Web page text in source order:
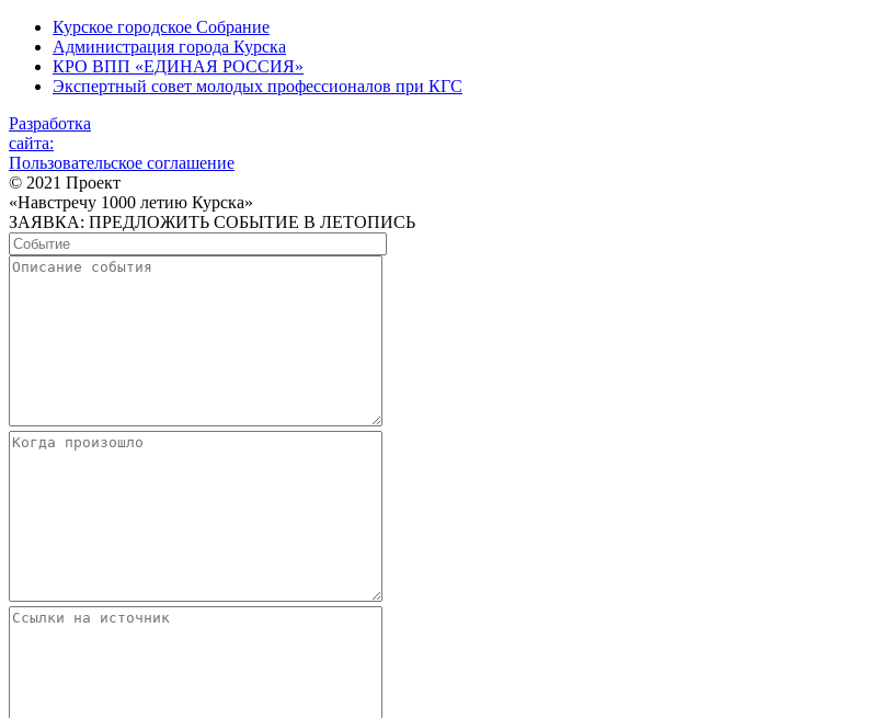
Курское городское Собрание
Администрация города Курска
КРО ВПП «ЕДИНАЯ РОССИЯ»
Экспертный совет молодых профессионалов при КГС
Разработка
сайта:
Пользовательское соглашение
© 2021 Проект
«Навстречу 1000 летию Курска»
ЗАЯВКА: ПРЕДЛОЖИТЬ СОБЫТИЕ В ЛЕТОПИСЬ